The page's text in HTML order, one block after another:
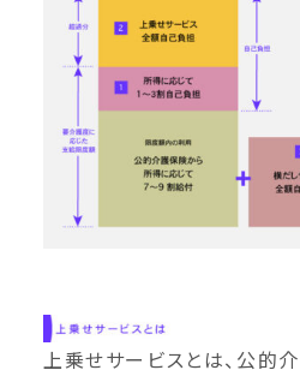
上乗せサービスとは、公的